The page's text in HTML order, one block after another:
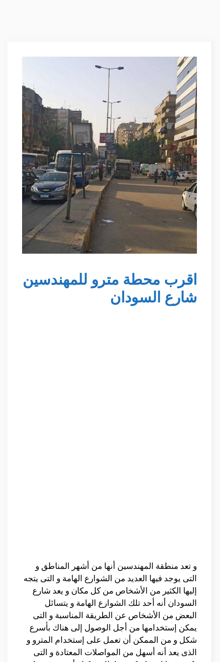
اقرب محطة مترو للمهندسين
شارع السودان
و تعد منطقة المهندسين أنها من أشهر المناطق و
التى يوجد فيها العديد من الشوارع الهامة و التى يتجه
إليها الكثير من الأشخاص من كل مكان و يعد شارع
السودان أنه أحد تلك الشوارع الهامة و يتسائل
البعض من الأشخاص عن الطريقة المناسبة و التى
يمكن إستخدامها من أجل الوصول إلى هناك بأسرع
شكل و من الممكن أن تعمل على إستخدام المترو و
الذى يعد أنه أسهل من المواصلات المعتادة و التى